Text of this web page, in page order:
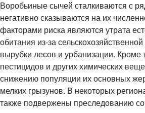
Воробьиные сычей сталкиваются с
негативно сказываются на их
факторами риска являются утрата
обитания из-за
вырубки лесов и урбанизации. Кроме
пестицидов и других химических
снижению популяции их основных
мелких грызунов. В некоторых
также подвержены преследованию